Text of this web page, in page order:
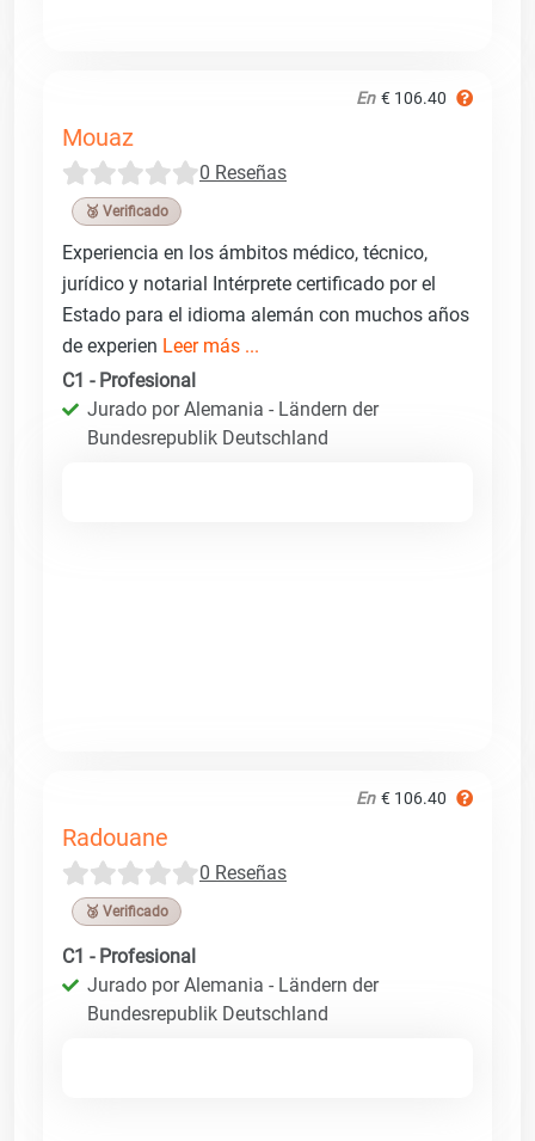
En € 106.40
Mouaz
0 Reseñas
🥉 Verificado
Experiencia en los ámbitos médico, técnico,
jurídico y notarial Intérprete certificado por el
Estado para el idioma alemán con muchos años
de experien Leer más ...
C1 - Profesional
Jurado por Alemania - Ländern der
Bundesrepublik Deutschland
En € 106.40
Radouane
0 Reseñas
🥉 Verificado
C1 - Profesional
Jurado por Alemania - Ländern der
Bundesrepublik Deutschland